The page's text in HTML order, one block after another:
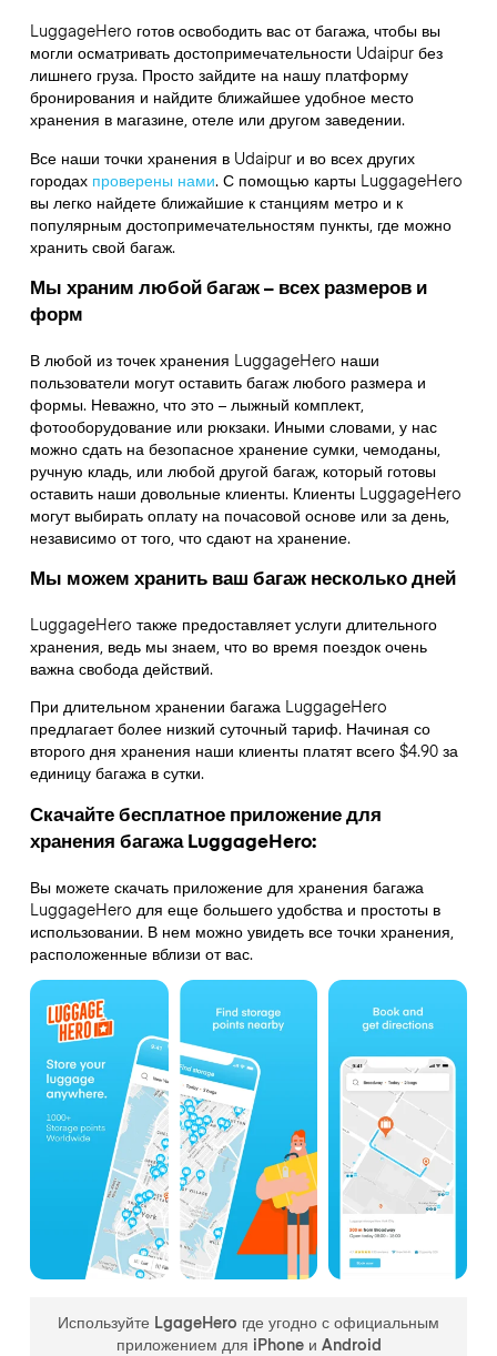
LuggageHero готов освободить вас от багажа, чтобы вы
могли осматривать достопримечательности Udaipur без
лишнего груза. Просто зайдите на нашу платформу
бронирования и найдите ближайшее удобное место
хранения в магазине, отеле или другом заведении.
Все наши точки хранения в Udaipur и во всех других
городах проверены нами. С помощью карты LuggageHero
вы легко найдете ближайшие к станциям метро и к
популярным достопримечательностям пункты, где можно
хранить свой багаж.
Мы храним любой багаж – всех размеров и
форм
В любой из точек хранения LuggageHero наши
пользователи могут оставить багаж любого размера и
формы. Неважно, что это – лыжный комплект,
фотооборудование или рюкзаки. Иными словами, у нас
можно сдать на безопасное хранение сумки, чемоданы,
ручную кладь, или любой другой багаж, который готовы
оставить наши довольные клиенты. Клиенты LuggageHero
могут выбирать оплату на почасовой основе или за день,
независимо от того, что сдают на хранение.
Мы можем хранить ваш багаж несколько дней
LuggageHero также предоставляет услуги длительного
хранения, ведь мы знаем, что во время поездок очень
важна свобода действий.
При длительном хранении багажа LuggageHero
предлагает более низкий суточный тариф. Начиная со
второго дня хранения наши клиенты платят всего $4.90 за
единицу багажа в сутки.
Скачайте бесплатное приложение для
хранения багажа LuggageHero:
Вы можете скачать приложение для хранения багажа
LuggageHero для еще большего удобства и простоты в
использовании. В нем можно увидеть все точки хранения,
расположенные вблизи от вас.
Используйте LgageHero где угодно с официальным
приложением для iPhone и Android